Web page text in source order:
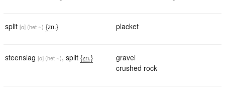
split [o] (het ~) {zn.} placket
steenslag [o] (het ~), split {zn.}
gravel
crushed rock